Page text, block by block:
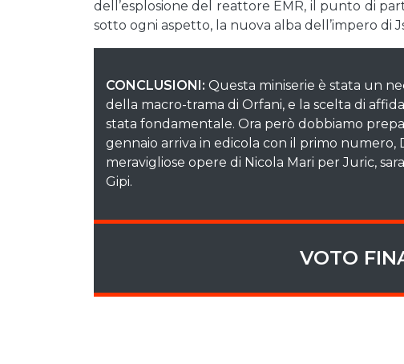
dell’esplosione del reattore EMR, il punto di
sotto ogni aspetto, la nuova alba dell’impero di
CONCLUSIONI: Questa miniserie è stata un
della macro-trama di Orfani, e la scelta di
stata fondamentale. Ora però dobbiamo
gennaio arriva in edicola con il primo
meravigliose opere di Nicola Mari per Juric,
Gipi.
VOTO